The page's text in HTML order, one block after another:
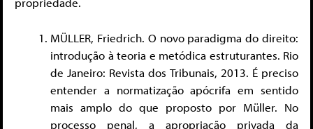
MÜLLER, Friedrich. O novo paradigma do direito:
introdução à teoria e metódica estruturantes. Rio
de Janeiro: Revista dos Tribunais, 2013. É preciso
entender a normatização apócrifa em sentido
mais amplo do que proposto por Müller. No
processo penal, a apropriação privada da